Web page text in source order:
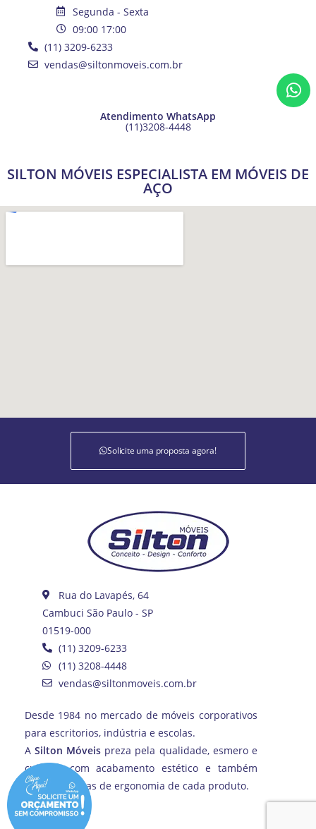
Segunda - Sexta
09:00 17:00
(11) 3209-6233
vendas@siltonmoveis.com.br
Atendimento WhatsApp
(11)3208-4448
SILTON MÓVEIS ESPECIALISTA EM MÓVEIS DE
AÇO
Solicite uma proposta agora!
Rua do Lavapés, 64
Cambuci São Paulo - SP
01519-000
(11) 3209-6233
(11) 3208-4448
vendas@siltonmoveis.com.br
Desde 1984 no mercado de móveis corporativos
para escritorios, indústria e escolas.
ASilton Móveis preza pela qualidade, esmero e
cuidado com acabamento estético e também
com as normas de ergonomia de cada produto.